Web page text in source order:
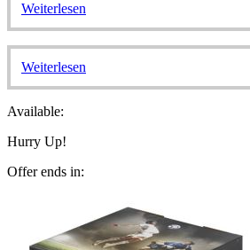
Weiterlesen
Weiterlesen
Available:
Hurry Up!
Offer ends in: